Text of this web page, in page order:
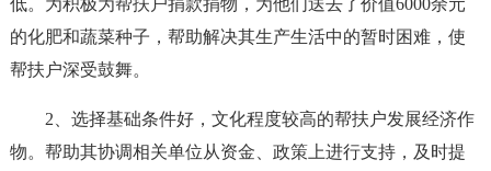
低。为积极为帮扶户捐款捐物，为他们送去了价值6000余元
的化肥和蔬菜种子，帮助解决其生产生活中的暂时困难，使
帮扶户深受鼓舞。
2、选择基础条件好，文化程度较高的帮扶户发展经济作
物。帮助其协调相关单位从资金、政策上进行支持，及时提